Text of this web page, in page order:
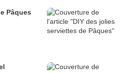
Pâques